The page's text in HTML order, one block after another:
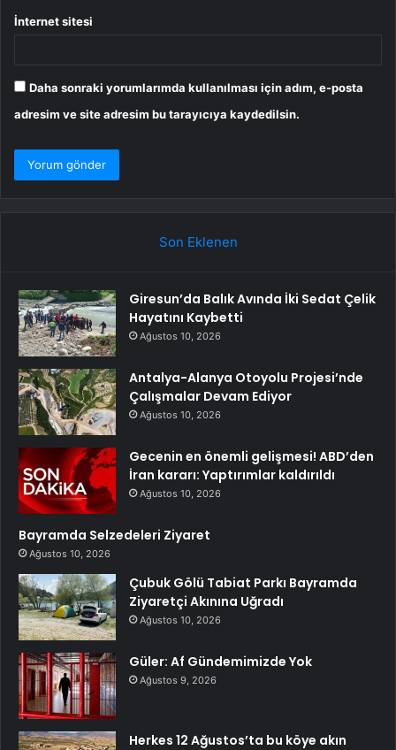
İnternet sitesi
Daha sonraki yorumlarımda kullanılması için adım, e-posta
adresim ve site adresim bu tarayıcıya kaydedilsin.
Son Eklenen
Giresun’da Balık Avında İki Sedat Çelik
Hayatını Kaybetti
Ağustos 10, 2026
Antalya-Alanya Otoyolu Projesi’nde
Çalışmalar Devam Ediyor
Ağustos 10, 2026
Gecenin en önemli gelişmesi! ABD’den
İran kararı: Yaptırımlar kaldırıldı
Ağustos 10, 2026
Bayramda Selzedeleri Ziyaret
Ağustos 10, 2026
Çubuk Gölü Tabiat Parkı Bayramda
Ziyaretçi Akınına Uğradı
Ağustos 10, 2026
Güler: Af Gündemimizde Yok
Ağustos 9, 2026
Herkes 12 Ağustos’ta bu köye akın